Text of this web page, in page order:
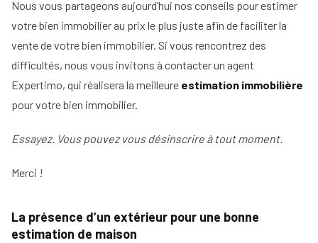
immobilier
Le
rôle
d'un
immobilier
Réussir
votre
pige
Comment
un
en
étapes
indépendant
négociateur
immobilier
Tous
nos
Nous vous partageons aujourd’hui nos conseils pour estimer
votre bien immobilier au prix le plus juste afin de faciliter la
vente de votre bien immobilier. Si vous rencontrez des
difficultés, nous vous invitons à contacter un agent
Expertimo, qui réalisera la meilleure estimation immobilière
pour votre bien immobilier.
Essayez. Vous pouvez vous désinscrire à tout moment.
Merci !
La présence d’un extérieur pour une bonne
estimation de maison